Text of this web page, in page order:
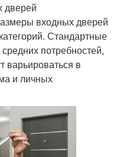
дверей
входных дверей
Стандартные
потребностей,
варьироваться в
и личных